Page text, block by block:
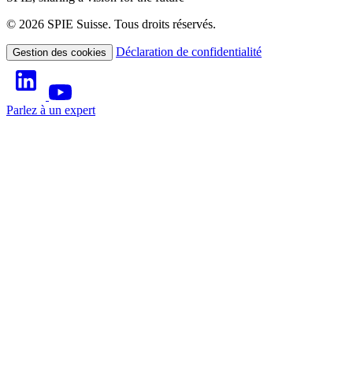
© 2026 SPIE Suisse. Tous droits réservés.
Gestion des cookies Déclaration de confidentialité
Parlez à un expert